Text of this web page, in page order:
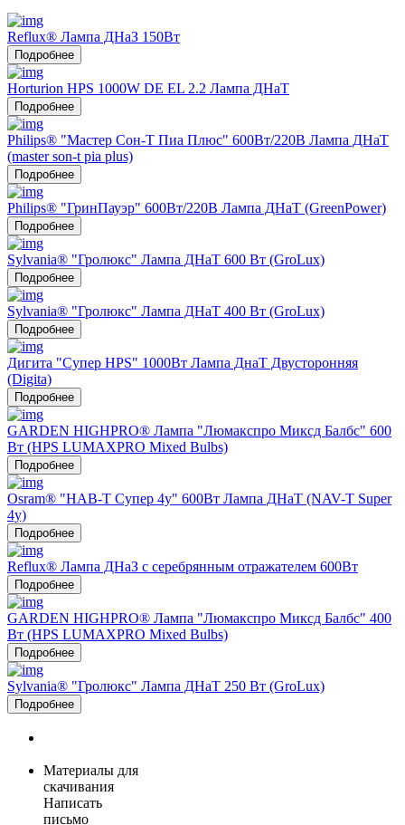
Reflux® Лампа ДНаЗ 150Вт
Подробнее
Horturion HPS 1000W DE EL 2.2 Лампа ДНаТ
Подробнее
Philips® "Мастер Сон-Т Пиа Плюс" 600Вт/220В Лампа ДНаТ
(master son-t pia plus)
Подробнее
Philips® "ГринПауэр" 600Вт/220В Лампа ДНаТ (GreenPower)
Подробнее
Sylvania® "Гролюкс" Лампа ДНаТ 600 Вт (GroLux)
Подробнее
Sylvania® "Гролюкс" Лампа ДНаТ 400 Вт (GroLux)
Подробнее
Дигита "Супер HPS" 1000Вт Лампа ДнаТ Двусторонняя
(Digita)
Подробнее
GARDEN HIGHPRO® Лампа "Люмакспро Миксд Балбс" 600
Вт (HPS LUMAXPRO Mixed Bulbs)
Подробнее
Osram® "НАВ-Т Супер 4у" 600Вт Лампа ДНаТ (NAV-T Super
4y)
Подробнее
Reflux® Лампа ДНаЗ с серебрянным отражателем 600Вт
Подробнее
GARDEN HIGHPRO® Лампа "Люмакспро Миксд Балбс" 400
Вт (HPS LUMAXPRO Mixed Bulbs)
Подробнее
Sylvania® "Гролюкс" Лампа ДНаТ 250 Вт (GroLux)
Подробнее
Материалы для
скачивания
Написать
письмо